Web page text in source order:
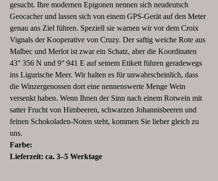
gesucht. Ihre modernen Epigonen nennen sich neudeutsch
Geocacher und lassen sich von einem GPS-Gerät auf den Meter
genau ans Ziel führen. Speziell sie warnen wir vor dem Croix
Vignals der Kooperative von Cruzy. Der saftig weiche Rote aus
Malbec und Merlot ist zwar ein Schatz, aber die Koordinaten
43° 356 N und 9° 941 E auf seinem Etikett führen geradewegs
ins Ligurische Meer. Wir halten es für unwahrscheinlich, dass
die Winzergenossen dort eine nennenswerte Menge Wein
versenkt haben. Wenn Ihnen der Sinn nach einem Rotwein mit
satter Frucht von Himbeeren, schwarzen Johannisbeeren und
feinen Schokoladen-Noten steht, kommen Sie lieber gleich zu
uns.
Farbe:
Lieferzeit: ca. 3–5 Werktage